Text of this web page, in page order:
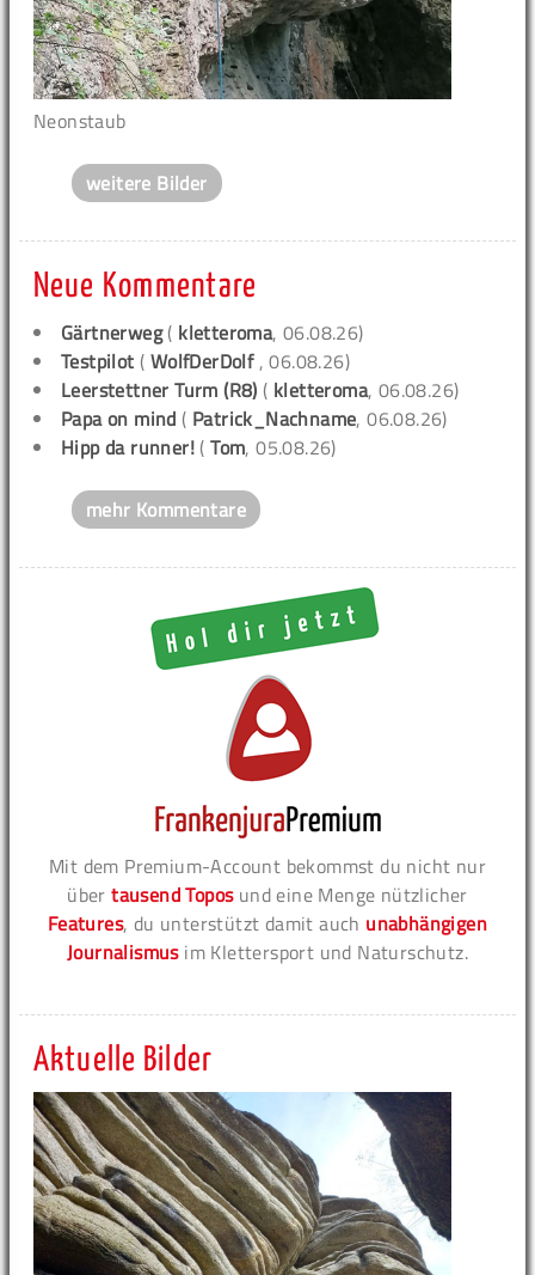
Neonstaub
weitere Bilder
Neue Kommentare
Gärtnerweg( kletteroma, 06.08.26)
Testpilot ( WolfDerDolf , 06.08.26)
Leerstettner Turm (R8) ( kletteroma, 06.08.26)
Papa on mind ( Patrick_Nachname, 06.08.26)
Hipp da runner! (Tom, 05.08.26)
mehr Kommentare
Mit dem Premium-Account bekommst du nicht nur
übertausend Toposund eine Menge nützlicher
Features, du unterstützt damit auch unabhängigen
Journalismusim Klettersport und Naturschutz.
Aktuelle Bilder